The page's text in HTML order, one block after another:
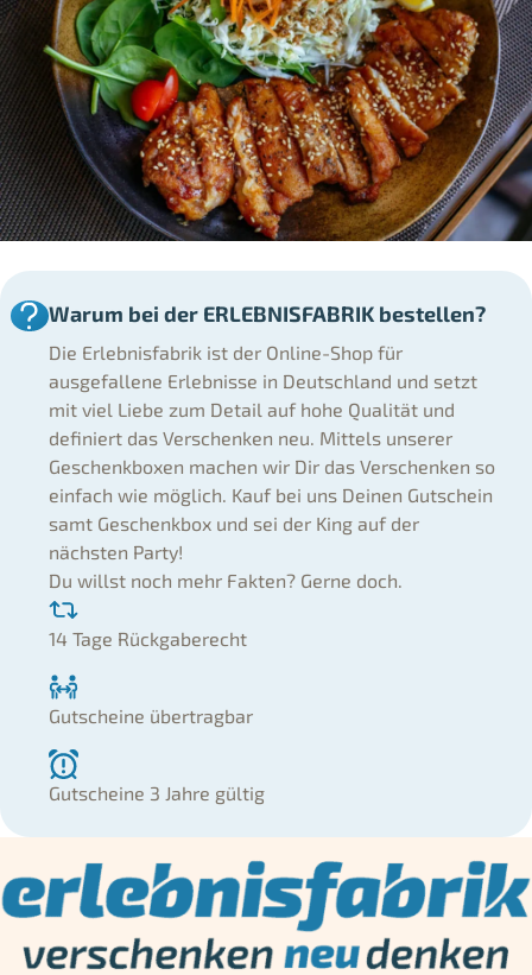
Warum bei der ERLEBNISFABRIK bestellen?
Die Erlebnisfabrik ist der Online-Shop für
ausgefallene Erlebnisse in Deutschland und setzt
mit viel Liebe zum Detail auf hohe Qualität und
definiert das Verschenken neu. Mittels unserer
Geschenkboxen machen wir Dir das Verschenken so
einfach wie möglich. Kauf bei uns Deinen Gutschein
samt Geschenkbox und sei der King auf der
nächsten Party!
Du willst noch mehr Fakten? Gerne doch.
14 Tage Rückgaberecht
Gutscheine übertragbar
Gutscheine 3 Jahre gültig